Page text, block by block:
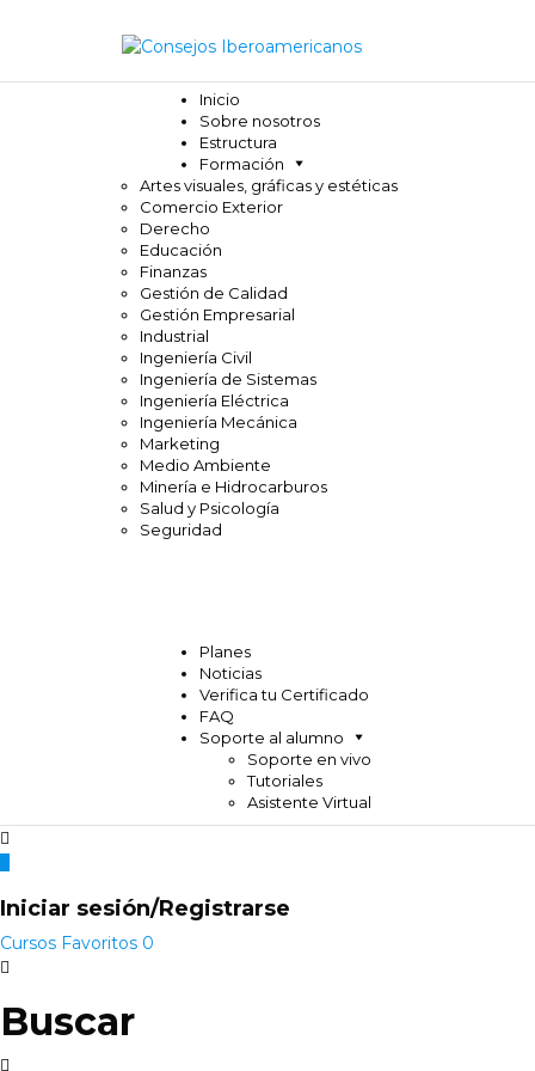
Inicio
Sobre nosotros
Estructura
Formación
Artes visuales, gráficas y estéticas
Comercio Exterior
Derecho
Educación
Finanzas
Gestión de Calidad
Gestión Empresarial
Industrial
Ingeniería Civil
Ingeniería de Sistemas
Ingeniería Eléctrica
Ingeniería Mecánica
Marketing
Medio Ambiente
Minería e Hidrocarburos
Salud y Psicología
Seguridad
Planes
Noticias
Verifica tu Certificado
FAQ
Soporte al alumno
Soporte en vivo
Tutoriales
Asistente Virtual
Iniciar sesión/Registrarse
Cursos Favoritos 0
Buscar